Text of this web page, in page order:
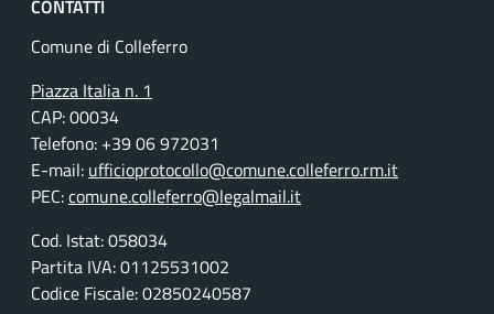
CONTATTI
Comune di Colleferro
Piazza Italia n. 1
CAP: 00034
Telefono: +39 06 972031
E-mail: ufficioprotocollo@comune.colleferro.rm.it
PEC:comune.colleferro@legalmail.it
Cod. Istat: 058034
Partita IVA: 01125531002
Codice Fiscale: 02850240587